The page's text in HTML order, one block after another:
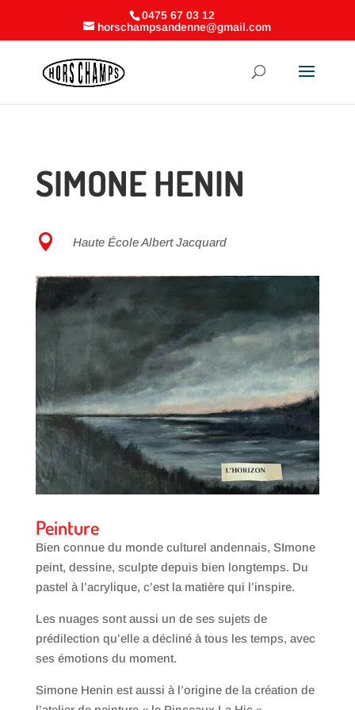
0475 67 03 12
horschampsandenne@gmail.com
SIMONE HENIN
 Haute École Albert Jacquard
Peinture
Bien connue du monde culturel andennais, SImone
peint, dessine, sculpte depuis bien longtemps. Du
pastel à l’acrylique, c’est la matière qui l’inspire.
Les nuages sont aussi un de ses sujets de
prédilection qu’elle a décliné à tous les temps, avec
ses émotions du moment.
Simone Henin est aussi à l’origine de la création de